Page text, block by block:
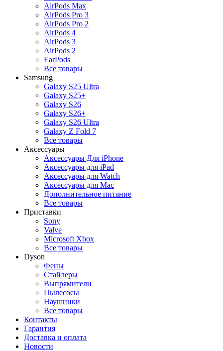
AirPods Max
AirPods Pro 3
AirPods Pro 2
AirPods 4
AirPods 3
AirPods 2
EarPods
Все товары
Samsung
Galaxy S25 Ultra
Galaxy S25+
Galaxy S26
Galaxy S26+
Galaxy S26 Ultra
Galaxy Z Fold 7
Все товары
Аксессуары
Аксессуары Для iPhone
Аксессуары для iPad
Аксессуары для Watch
Аксессуары для Mac
Дополнительное питание
Все товары
Приставки
Sony
Valve
Microsoft Xbox
Все товары
Dyson
Фены
Стайлеры
Выпрямители
Пылесосы
Наушники
Все товары
Контакты
Гарантия
Доставка и оплата
Новости